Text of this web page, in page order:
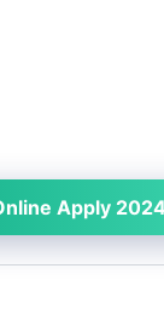
Apply